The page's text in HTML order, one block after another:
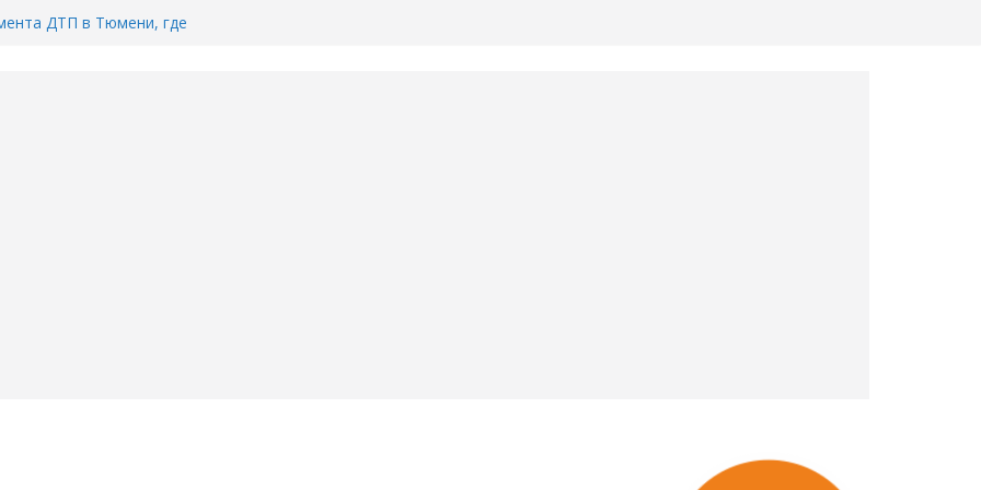
ДТП в Тюмени, где